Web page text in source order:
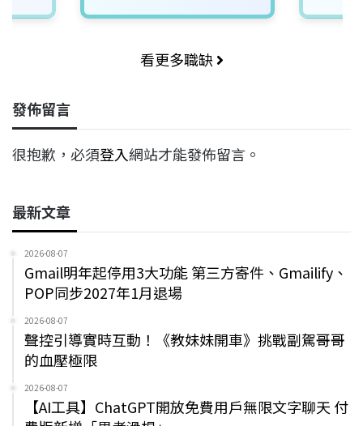
看更多職缺
發佈留言
很抱歉，必須登入網站才能發佈留言。
最新文章
2026-08-07
Gmail明年起停用3大功能 第三方寄件、Gmailify、
POP同步2027年1月退場
2026-08-07
聲控引導實時互動！《教妹妹開車》挑戰副駕哥哥
的血壓極限
2026-08-07
【AI工具】ChatGPT開放免費用戶無限文字聊天 付